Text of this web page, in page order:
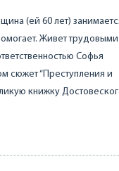
(ей 60 лет)
Живет трудовыми
Софья
сюжет “Преступления и
книжку